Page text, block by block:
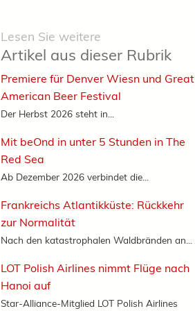
Lesen Sie weitere
Artikel aus dieser Rubrik
Premiere für Denver Wiesn und Great
American Beer Festival
Der Herbst 2026 steht in...
Mit beOnd in unter 5 Stunden in The
Red Sea
Ab Dezember 2026 verbindet die...
Frankreichs Atlantikküste: Rückkehr
zur Normalität
Nach den katastrophalen Waldbränden an...
LOT Polish Airlines nimmt Flüge nach
Hanoi auf
Star-Alliance-Mitglied LOT Polish Airlines